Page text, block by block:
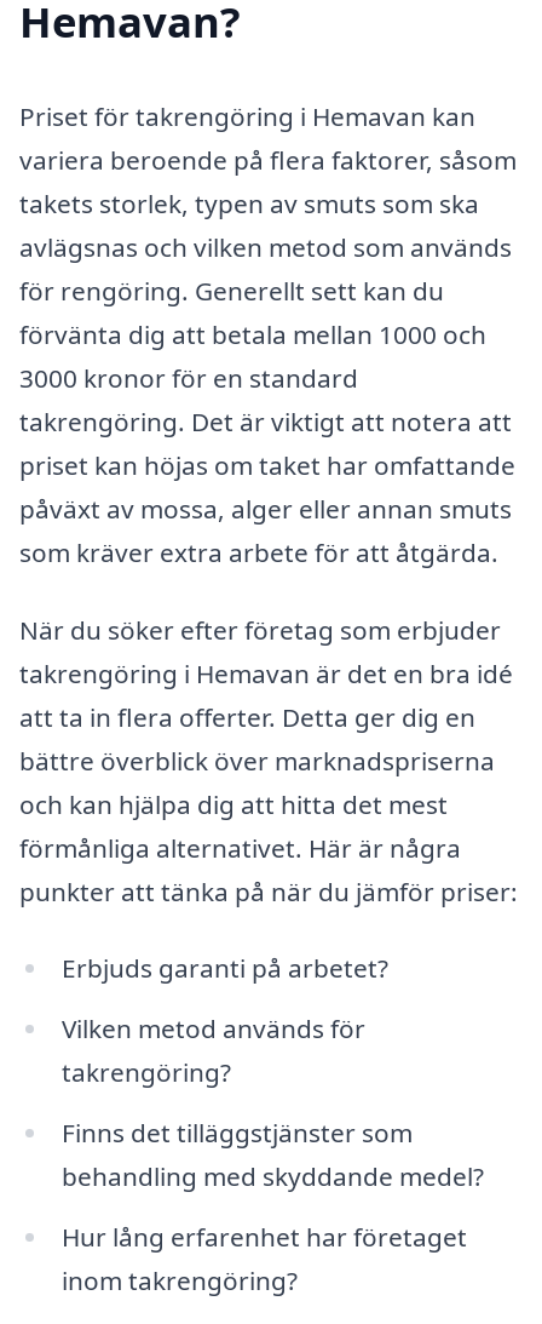
Hemavan?
Priset för takrengöring i Hemavan kan
variera beroende på flera faktorer, såsom
takets storlek, typen av smuts som ska
avlägsnas och vilken metod som används
för rengöring. Generellt sett kan du
förvänta dig att betala mellan 1000 och
3000 kronor för en standard
takrengöring. Det är viktigt att notera att
priset kan höjas om taket har omfattande
påväxt av mossa, alger eller annan smuts
som kräver extra arbete för att åtgärda.
När du söker efter företag som erbjuder
takrengöring i Hemavan är det en bra idé
att ta in flera offerter. Detta ger dig en
bättre överblick över marknadspriserna
och kan hjälpa dig att hitta det mest
förmånliga alternativet. Här är några
punkter att tänka på när du jämför priser:
Erbjuds garanti på arbetet?
Vilken metod används för
takrengöring?
Finns det tilläggstjänster som
behandling med skyddande medel?
Hur lång erfarenhet har företaget
inom takrengöring?